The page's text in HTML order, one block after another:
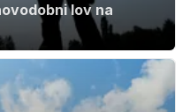
lov na